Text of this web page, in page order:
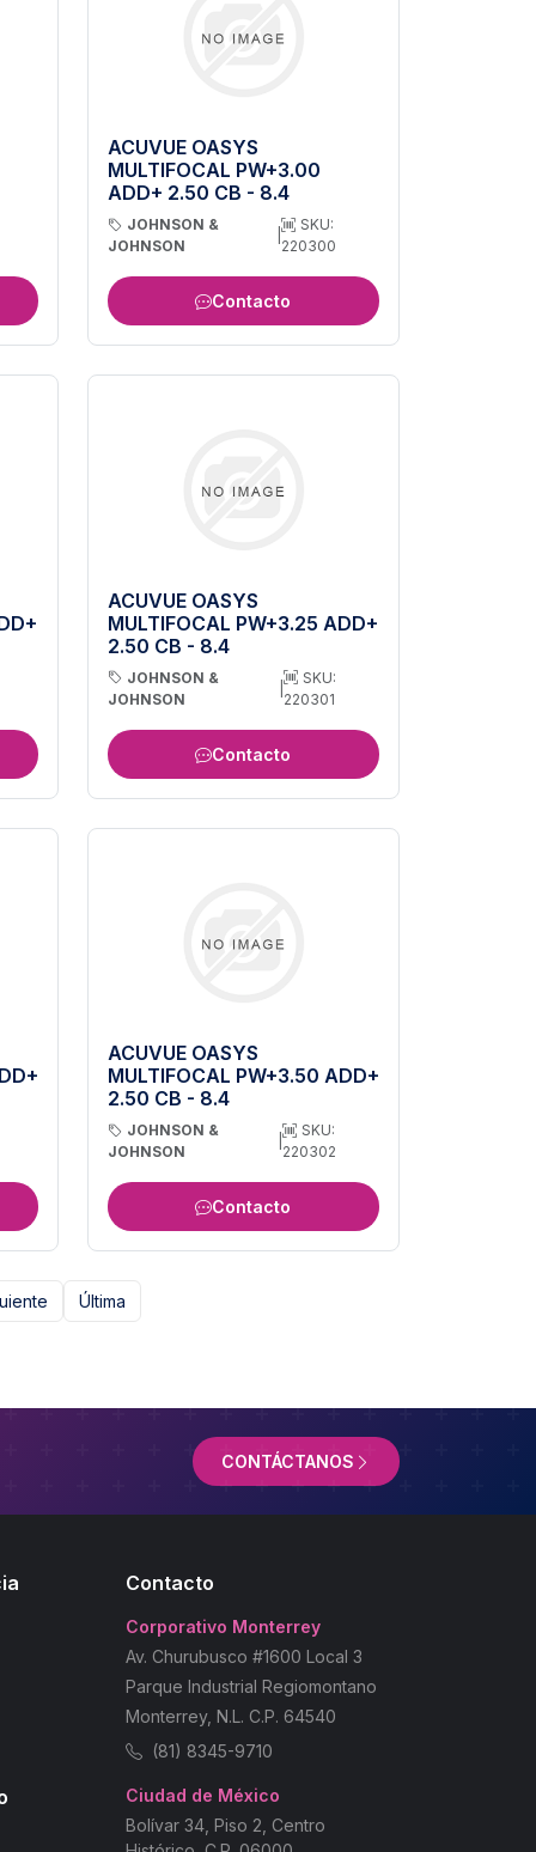
ACUVUE OASYS
MULTIFOCAL PW+3.00
ADD+ 2.50 CB - 8.4
JOHNSON &
JOHNSON
|
SKU:
220300
Contacto
ACUVUE OASYS
MULTIFOCAL PW+3.25 ADD+
2.50 CB - 8.4
JOHNSON &
JOHNSON
SKU:
220301
Contacto
ACUVUE OASYS
MULTIFOCAL PW+3.50 ADD+
2.50 CB - 8.4
JOHNSON &
JOHNSON
SKU:
220302
Contacto
Última
CONTÁCTANOS
Contacto
Corporativo Monterrey
Av. Churubusco #1600 Local 3
Parque Industrial Regiomontano
Monterrey, N.L. C.P. 64540
(81) 8345-9710
Ciudad de México
Bolívar 34, Piso 2, Centro